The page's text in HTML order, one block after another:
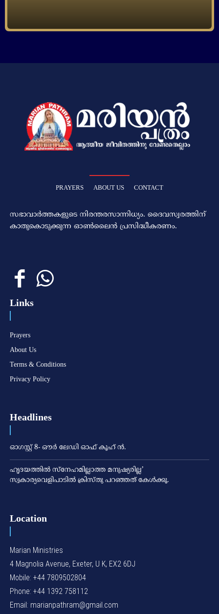
PRAYERS ABOUT US CONTACT
സഭാവാര്‍ത്തകളുടെ നിരന്തരസാന്നിധ്യം. ദൈവസ്വരത്തിന്‌
കാതുകൊടുക്കുന്ന ഓണ്‍ലൈന്‍ പ്രസിദ്ധീകരണം.
Links
Prayers
About Us
Terms & Conditions
Privacy Policy
Headlines
ഓഗസ്റ്റ് 8- ഔര്‍ ലേഡി ഓഫ് കൂഹ് ന്‍.
ഹൃദയത്തില്‍ സ്‌നേഹമില്ലാത്ത മനുഷ്യരില്ല’
സ്വകാര്യവെളിപാടില്‍ ക്രിസ്തു പറഞ്ഞത് കേള്‍ക്കൂ.
Location
Marian Ministries
4 Magnolia Avenue, Exeter, U K, EX2 6DJ
Mobile: +44 7809502804
Phone: +44 1392 758112
Email: marianpathram@gmail.com